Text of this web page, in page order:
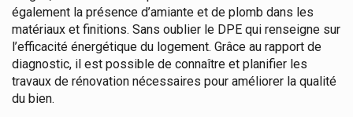
également la présence d’amiante et de plomb dans les
matériaux et finitions. Sans oublier le DPE qui renseigne sur
l’efficacité énergétique du logement. Grâce au rapport de
diagnostic, il est possible de connaître et planifier les
travaux de rénovation nécessaires pour améliorer la qualité
du bien.